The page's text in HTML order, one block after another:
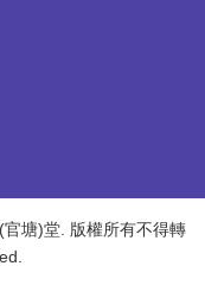
塘)堂. 版權所有不得轉